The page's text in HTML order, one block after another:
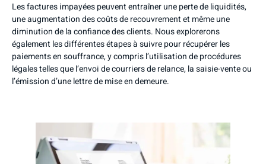
Les factures impayées peuvent entraîner une perte de liquidités,
une augmentation des coûts de recouvrement et même une
diminution de la confiance des clients. Nous explorerons
également les différentes étapes à suivre pour récupérer les
paiements en souffrance, y compris l’utilisation de procédures
légales telles que l’envoi de courriers de relance, la saisie-vente ou
l’émission d’une lettre de mise en demeure.